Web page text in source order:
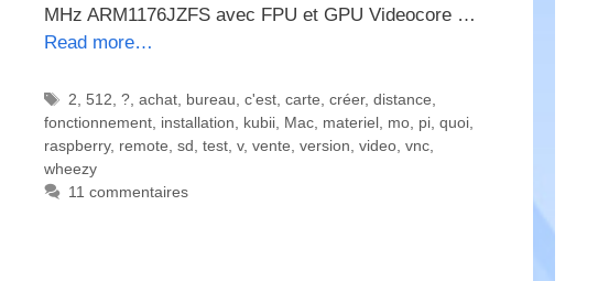
MHz ARM1176JZFS avec FPU et GPU Videocore …
Read more…
Étiquettes
2, 512, ?, achat, bureau, c'est, carte, créer, distance,
fonctionnement, installation, kubii, Mac, materiel, mo, pi, quoi,
raspberry, remote, sd, test, v, vente, version, video, vnc,
wheezy
11 commentaires